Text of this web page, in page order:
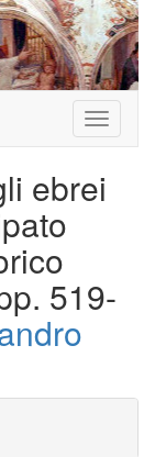
Toggle
ebrei
519-